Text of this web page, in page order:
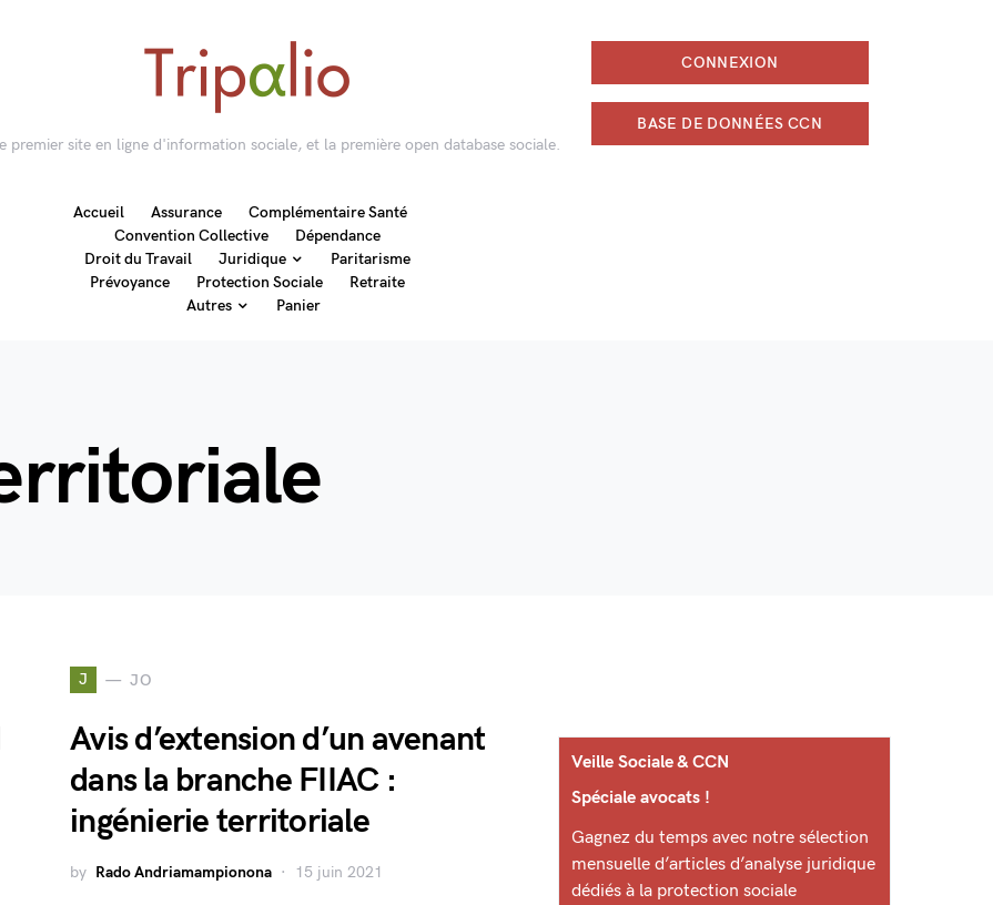
premier site en ligne d'information sociale, et la première open database sociale.
CONNEXION
BASE DE DONNÉES CCN
Accueil Assurance
Complémentaire Santé
Convention Collective
Dépendance
Droit du Travail
Juridique
Paritarisme
Prévoyance
Protection Sociale
Retraite
Autres
Panier
J JO
Avis d’extension d’un avenant
dans la branche FIIAC :
ingénierie territoriale
by Rado Andriamampionona 15 juin 2021
Veille Sociale & CCN
Spéciale avocats !
Gagnez du temps avec notre sélection
mensuelle d’articles d’analyse juridique
dédiés à la protection sociale